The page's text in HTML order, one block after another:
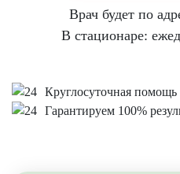
Врач будет по
В стационаре:
Круглосуточная
Гарантируем 100%